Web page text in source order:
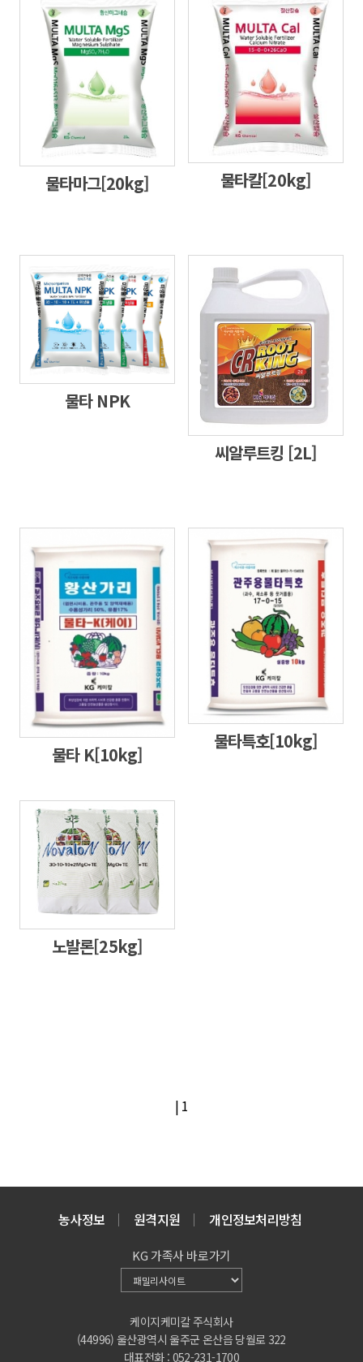
물타마그[20kg] 물타칼[20kg]
물타 NPK
씨알루트킹 [2L]
물타 K[10kg]
물타특호[10kg]
노발론[25kg]
| 1
농사정보 원격지원 개인정보처리방침
케이지케미칼 주식회사
(44996) 울산광역시 울주군 온산읍 당월로 322
대표전화 : 052-231-1700
KG 가족사 바로가기